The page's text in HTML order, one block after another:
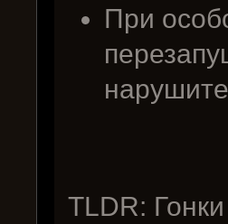
При
TLDR: